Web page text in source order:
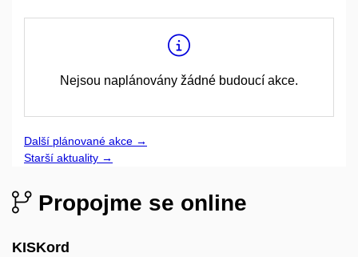
Nejsou naplánovány žádné budoucí akce.
Další plánované akce →
Starší aktuality →
Propojme se online
KISKord